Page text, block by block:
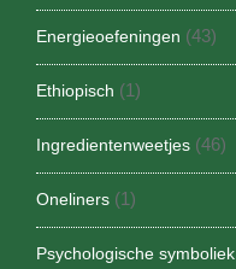
Energieoefeningen (43)
Ethiopisch (1)
Ingredientenweetjes (46)
Oneliners (1)
Psychologische symboliek